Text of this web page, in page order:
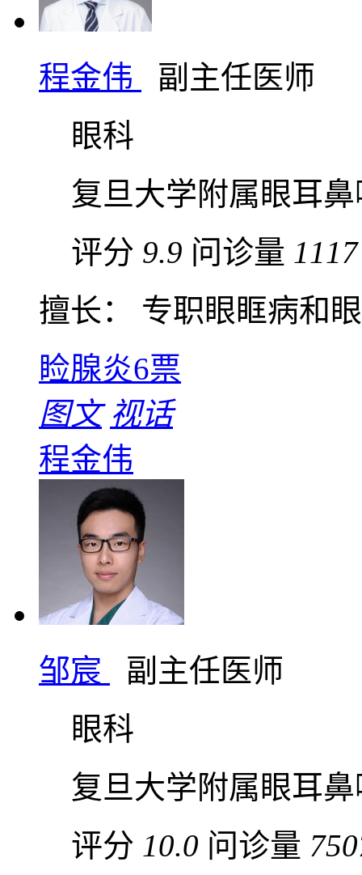
程金伟
副主任医师
眼科
复旦大学附属眼耳
评分 9.9 问诊量 1117
擅长： 专职眼眶病和
睑腺炎6票
图文 视话
程金伟
邹宸
副主任医师
眼科
复旦大学附属眼耳
评分 10.0 问诊量